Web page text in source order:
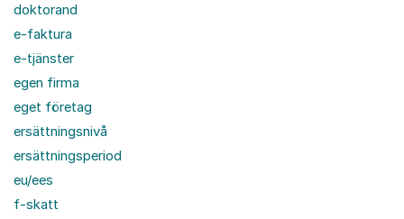
doktorand
e-faktura
e-tjänster
egen firma
eget företag
ersättningsnivå
ersättningsperiod
eu/ees
f-skatt